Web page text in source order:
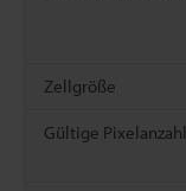
Zellgröße
Gültige Pixelanzahl